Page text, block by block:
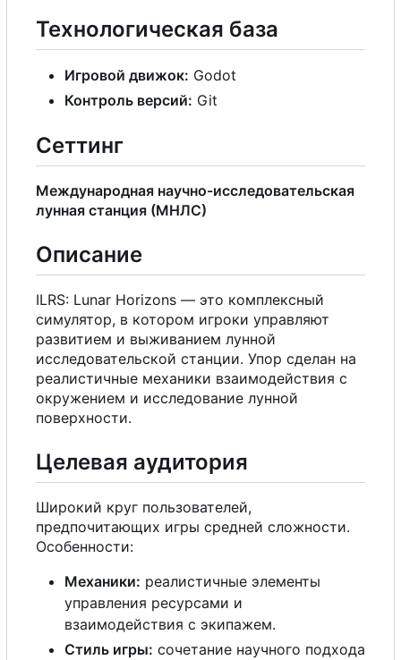
Технологическая база
Игровой движок: Godot
Контроль версий: Git
Сеттинг
Международная научно-исследовательская
лунная станция (МНЛС)
Описание
ILRS: Lunar Horizons — это комплексный
симулятор, в котором игроки управляют
развитием и выживанием лунной
исследовательской станции. Упор сделан на
реалистичные механики взаимодействия с
окружением и исследование лунной
поверхности.
Целевая аудитория
Широкий круг пользователей,
предпочитающих игры средней сложности.
Особенности:
Механики: реалистичные элементы
управления ресурсами и
взаимодействия с экипажем.
Стиль игры: сочетание научного подхода